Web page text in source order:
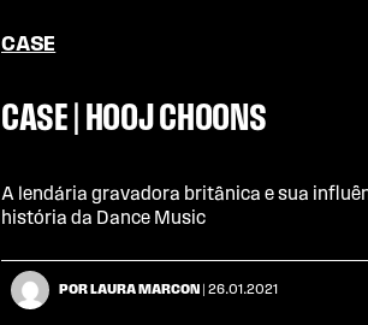
CASE
CASE | HOOJ CHOONS
A lendária gravadora britânica e sua
história da Dance Music
POR LAURA MARCON | 26.01.2021